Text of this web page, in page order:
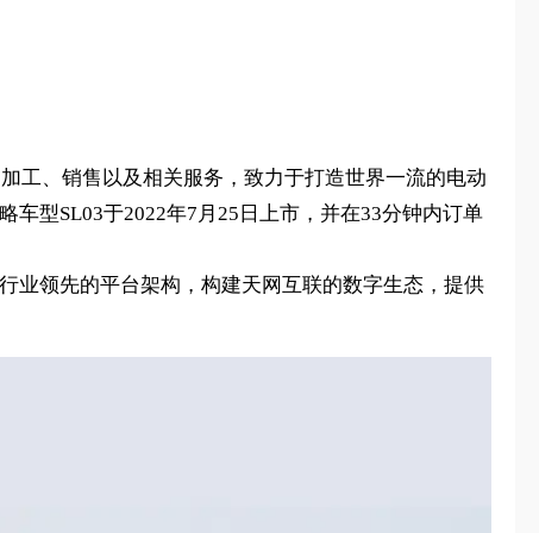
工、销售以及相关服务，致力于打造世界一流的电动
型SL03于2022年7月25日上市，并在33分钟内订单
业领先的平台架构，构建天网互联的数字生态，提供